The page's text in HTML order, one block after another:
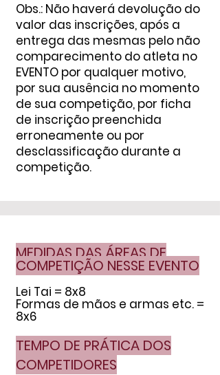
Obs.: Não haverá devolução do
valor das inscrições, após a
entrega das mesmas pelo não
comparecimento do atleta no
EVENTO por qualquer motivo,
por sua ausência no momento
de sua competição, por ficha
de inscrição preenchida
erroneamente ou por
desclassificação durante a
competição.
MEDIDAS DAS ÁREAS DE
COMPETIÇÃO NESSE EVENTO
Lei Tai = 8x8
Formas de mãos e armas etc. =
8x6
TEMPO DE PRÁTICA DOS
COMPETIDORES